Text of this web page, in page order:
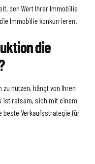
den Wert Ihrer Immobilie
Immobilie konkurrieren.
die
nutzen, hängt von Ihren
ist ratsam, sich mit einem
beste Verkaufsstrategie für